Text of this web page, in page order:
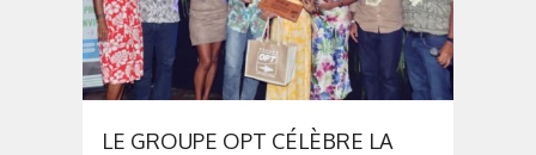
LE GROUPE OPT CÉLÈBRE LA